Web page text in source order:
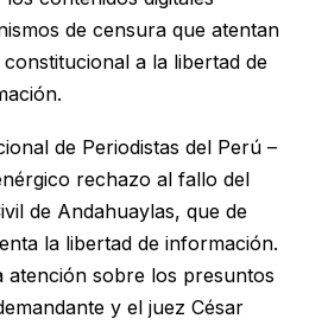
de censura que atentan
a la libertad de
de Periodistas del Perú –
rechazo al fallo del
de Andahuaylas, que de
la libertad de información.
atención sobre los presuntos
y el juez César